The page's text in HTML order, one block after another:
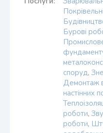
Бурові
споруд,
Демонтаж
настінних
роботи,
роботи,